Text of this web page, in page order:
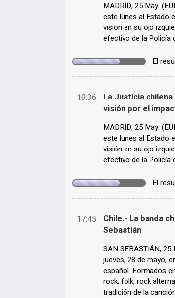
MADRID, 25 May.
este lunes al Estado
visión en su ojo
efectivo de la Policía
El
19:36
La Justicia
visión por el
MADRID, 25 May.
este lunes al Estado
visión en su ojo
efectivo de la Policía
El
17:45
Chile.- La banda
Sebastián
SAN SEBASTIÁN, 25
jueves, 28 de mayo,
español. Formados
rock, folk, rock
tradición de la